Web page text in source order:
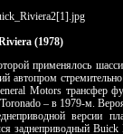
(1978)
применялось
автопром
Motors трансфер
– в 1979-м.
версии
заднеприводный